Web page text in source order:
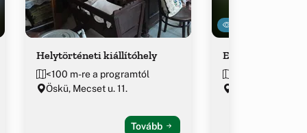
Helytörténeti kiállítóhely
<100 m-re a programtól
Öskü, Mecset u. 11.
Tovább
Evangélikus